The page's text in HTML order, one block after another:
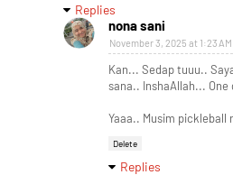
Replies
nona sani
November 3, 2025 at 1:23 AM
Kan... Sedap tuuu..
sana.. InshaAllah... One
Yaaa.. Musim pickleball
Delete
Replies